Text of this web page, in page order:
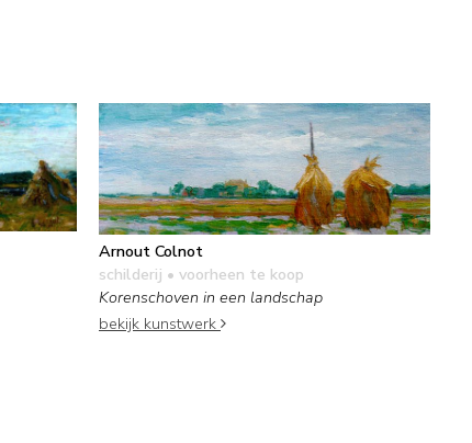
Arnout Colnot
schilderij • voorheen te koop
Korenschoven in een landschap
bekijk kunstwerk